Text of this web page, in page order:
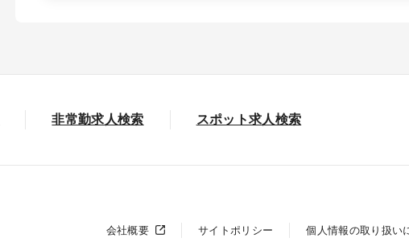
非常勤求人検索 スポット求人検索
会社概要 サイトポリシー 個人情報の取り扱い